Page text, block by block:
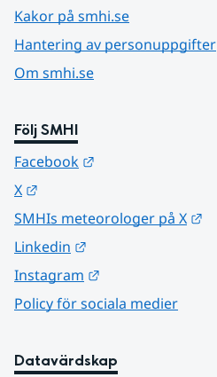
Kakor på smhi.se
Hantering av personuppgifter
Om smhi.se
Följ SMHI
Facebook
X
SMHIs meteorologer på X
Linkedin
Instagram
Policy för sociala medier
Datavärdskap